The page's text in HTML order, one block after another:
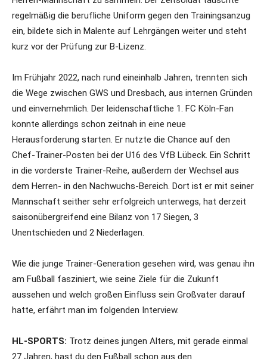
regelmäßig die berufliche Uniform gegen den Trainingsanzug
ein, bildete sich in Malente auf Lehrgängen weiter und steht
kurz vor der Prüfung zur B-Lizenz.
Im Frühjahr 2022, nach rund eineinhalb Jahren, trennten sich
die Wege zwischen GWS und Dresbach, aus internen Gründen
und einvernehmlich. Der leidenschaftliche 1. FC Köln-Fan
konnte allerdings schon zeitnah in eine neue
Herausforderung starten. Er nutzte die Chance auf den
Chef-Trainer-Posten bei der U16 des VfB Lübeck. Ein Schritt
in die vorderste Trainer-Reihe, außerdem der Wechsel aus
dem Herren- in den Nachwuchs-Bereich. Dort ist er mit seiner
Mannschaft seither sehr erfolgreich unterwegs, hat derzeit
saisonübergreifend eine Bilanz von 17 Siegen, 3
Unentschieden und 2 Niederlagen.
Wie die junge Trainer-Generation gesehen wird, was genau ihn
am Fußball fasziniert, wie seine Ziele für die Zukunft
aussehen und welch großen Einfluss sein Großvater darauf
hatte, erfährt man im folgenden Interview.
HL-SPORTS: Trotz deines jungen Alters, mit gerade einmal
27 Jahren, hast du den Fußball schon aus den